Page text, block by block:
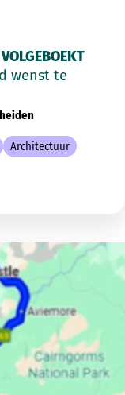
wenst te
Architectuur